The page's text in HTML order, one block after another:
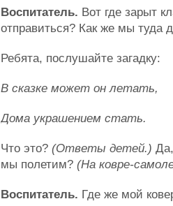
Воспитатель. Вот где зарыт
отправиться? Как же мы туда
Ребята, послушайте загадку:
В сказке может он летать,
Дома украшением стать.
Что это? (Ответы детей.)
мы полетим? (На ковре-
Воспитатель. Где же мой